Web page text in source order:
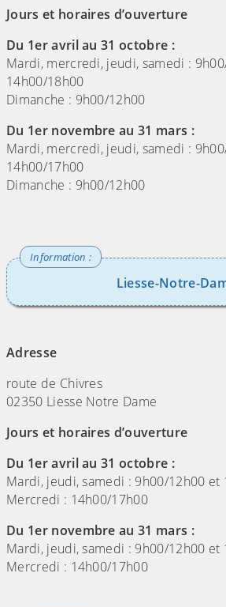
Jours et horaires d’ouverture
Du 1er avril au 31 octobre :
Mardi, mercredi, jeudi, samedi :
14h00/18h00
Dimanche : 9h00/12h00
Du 1er novembre au 31 mars :
Mardi, mercredi, jeudi, samedi :
14h00/17h00
Dimanche : 9h00/12h00
Liesse-Notre-
Adresse
route de Chivres
02350 Liesse Notre Dame
Jours et horaires d’ouverture
Du 1er avril au 31 octobre :
Mardi, jeudi, samedi : 9h00/12h00 et
Mercredi : 14h00/17h00
Du 1er novembre au 31 mars :
Mardi, jeudi, samedi : 9h00/12h00 et
Mercredi : 14h00/17h00